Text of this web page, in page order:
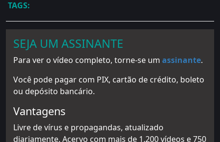
SEJA UM ASSINANTE
Para ver o vídeo completo, torne-se um assinante.
Você pode pagar com PIX, cartão de crédito, boleto
ou depósito bancário.
Vantagens
Livre de vírus e propagandas, atualizado
diariamente. Acervo com mais de 1.200 vídeos e 750